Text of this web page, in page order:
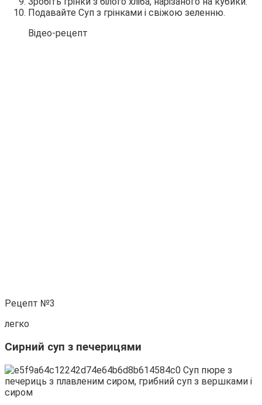
Подавайте Суп з грінками і свіжою зеленню.
Відео-рецепт
Рецепт №3
легко
Сирний суп з печерицями